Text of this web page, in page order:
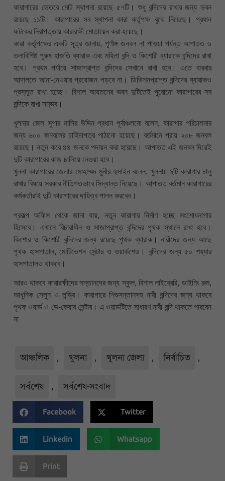
কারাগারের ভেতরে মোট স্থাপনা রয়েছে ৫৭টি। শুধু বন্দিদের রাখার জন্য ভবন
রয়েছে ১১টি। কারাগারের সব স্থাপনা কারা কর্তৃপক্ষ বুঝে নিয়েছে। প্রধান
ফটকের নিরাপত্তায় কারারক্ষী মোতায়েন করা হয়েছে।
কারা কর্তৃপক্ষের একটি সূত্র জানায়, পূর্ণাঙ্গ জনবল না পাওয়া পর্যন্ত আপাতত ৬
তলাবিশিষ্ট পুরুষ হাজতি ব্যারাক এবং মহিলা বন্দি ও কিশোরী ব্যারাকে বন্দিদের রাখা
হবে। প্রথম পর্যায়ে সাজাপ্রাপ্ত বন্দিদের সেখানে রাখা হবে। এতে বারবার
আদালতে আনা-নেওয়ার প্রয়োজন পড়বে না। ডিভিশনপ্রাপ্ত বন্দিদের ব্যারাকও
প্রস্তুত রাখা হচ্ছে। বিশাল আয়তনের ভবন দুটিতেই পুরোনো কারাগারের সব
বন্দিকে রাখা সম্ভব।
খুলনার জেল সুপার নাসির উদ্দিন প্রধান পূর্বাঞ্চলকে বলেন, কারাগার পরিচালনার
জন্য ৬০০ জনবলের চাহিদাপত্র পাঠানো হয়েছে। বর্তমানে প্রায় ২০৮ জনবল
রয়েছে। নতুন করে ৪৪ জনকে পদায়ন করা হয়েছে। আপাতত এই জনবল দিয়েই
দুটি কারাগারের কাজ চালিয়ে নেওয়া হবে।
খুলনা কারাগারের জেলার মোহাম্মদ মুনীর হুসাইন বলেন, খুলনায় দুটি কারাগার চালু
রাখার বিষয়ে সরকার নীতিগতভাবে সিদ্ধান্ত নিয়েছে। আপাতত বর্তমান কারাগারের
কর্মকর্তারাই দুটি কারাগারের দায়িত্ব পালন করবেন।
প্রকল্প অফিস থেকে জানা যায়, নতুন কারাগার নির্মাণ হচ্ছে সংশোধনাগার
হিসেবে। এখানে বিচারাধীন ও সাজাপ্রাপ্ত বন্দিদের পৃথক স্থানে রাখা হবে।
কিশোর ও কিশোরী বন্দিদের জন্য রয়েছে পৃথক ব্যারাক। নারীদের জন্য আছে
পৃথক হাসপাতাল, মোটিভেশন সেন্টার ও ওয়ার্কশেড। বন্দিদের জন্য ৫০ শয্যার
হাসপাতালও থাকবে।
আরও থাকবে কারারক্ষীদের সন্তানদের জন্য স্কুল, বিশাল লাইব্রেরি, ডাইনিং রুম,
আধুনিক সেলুন ও লন্ড্রি। কারাগারে শিশুসন্তানসহ নারী বন্দিদের জন্য থাকবে
পৃথক ওয়ার্ড ও ডে-কেয়ার সেন্টার। এ ওয়ার্ডটিতে সাধারণ নারী বন্দি থাকতে পারবেন
না
আঞ্চলিক , খুলনা , খুলনা জেলা , নির্বাচিত ,
সর্বশেষ , সর্বশেষ-সংবাদ
Facebook Twitter
Linkedin Whatsapp
Print